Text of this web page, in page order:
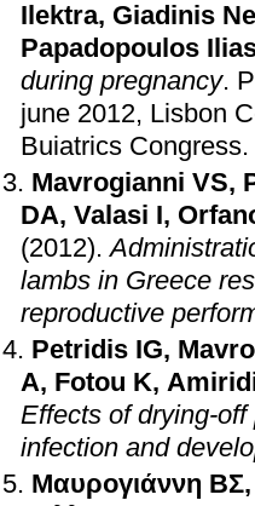
Ilektra, Giadinis
Papadopoulos
during pregnancy.
june 2012, Lisbon
Buiatrics Congress.
Mavrogianni VS,
DA, Valasi I,
(2012).
lambs in Greece
reproductive
Petridis IG,
A, Fotou K,
Effects of drying-off
infection and
Μαυρογιάννη ΒΣ